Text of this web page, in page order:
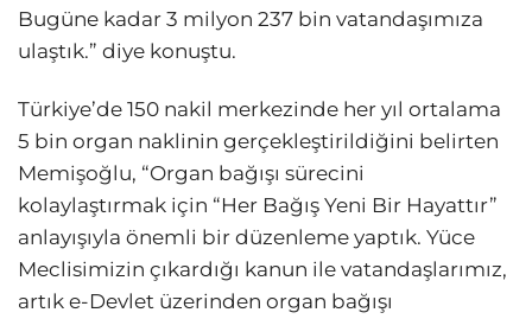
Bugüne kadar 3 milyon 237 bin vatandaşımıza
ulaştık.” diye konuştu.
Türkiye’de 150 nakil merkezinde her yıl ortalama
5 bin organ naklinin gerçekleştirildiğini belirten
Memişoğlu, “Organ bağışı sürecini
kolaylaştırmak için “Her Bağış Yeni Bir Hayattır”
anlayışıyla önemli bir düzenleme yaptık. Yüce
Meclisimizin çıkardığı kanun ile vatandaşlarımız,
artık e-Devlet üzerinden organ bağışı